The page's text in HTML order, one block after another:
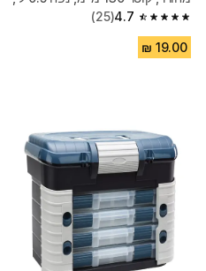
דגם LVB 1L - כחול
4.7
4.7 out of 5 stars from 25 reviews
(25)